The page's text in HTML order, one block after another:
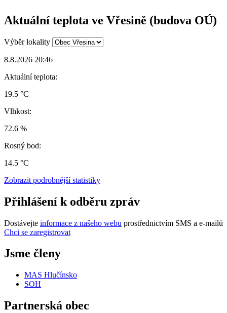
Aktuální teplota ve Vřesině (budova OÚ)
Výběr lokality
8.8.2026 20:46
Aktuální teplota:
19.5 °C
Vlhkost:
72.6 %
Rosný bod:
14.5 °C
Zobrazit podrobnější statistiky
Přihlášení k odběru zpráv
Dostávejte informace z našeho webu prostřednictvím SMS a e-mailů
Chci se zaregistrovat
Jsme členy
MAS Hlučínsko
SOH
Partnerská obec